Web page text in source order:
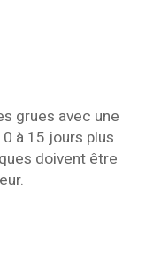
grues avec une
à 15 jours plus
doivent être